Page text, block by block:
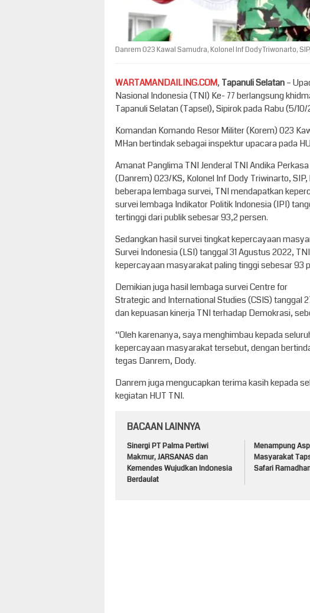
Danrem 023 Kawal Samudra, Kolonel Inf Dody Triwonarto,
WARTAMANDAILING.COM, Tapanuli Selatan–
Nasional Indonesia (TNI) Ke- 77 berlangsung
Tapanuli Selatan (Tapsel), Sipirok pada Rabu (5/
Komandan Komando Resor Militer (Korem) 023
MHan bertindak sebagai inspektur upacara pada
Amanat Panglima TNI Jenderal TNI Andika
(Danrem) 023/KS, Kolonel Inf Dody Triwinarto,
beberapa lembaga survei, TNI mendapatkan
survei lembaga Indikator Politik Indonesia (IPI)
tertinggi dari publik sebesar 93,2 persen.
Sedangkan hasil survei tingkat kepercayaan
Survei Indonesia (LSI) tanggal 31 Agustus 2022,
kepercayaan masyarakat paling tinggi sebesar 93
Demikian juga hasil lembaga survei Centre for
Strategic and International Studies (CSIS) tanggal
dan kepuasan kinerja TNI terhadap Demokrasi,
“Oleh karenanya, saya menghimbau kepada
kepercayaan masyarakat tersebut, dengan
tegas Danrem, Dody.
Danrem juga mengucapkan terima kasih kepada
kegiatan HUT TNI.
BACAAN LAINNYA
Sinergi PT Palma Pertiwi
Makmur, JARSANAS dan
Kemendes Wujudkan Indonesia
Berdaulat
Menampung
Masyarakat
Safari